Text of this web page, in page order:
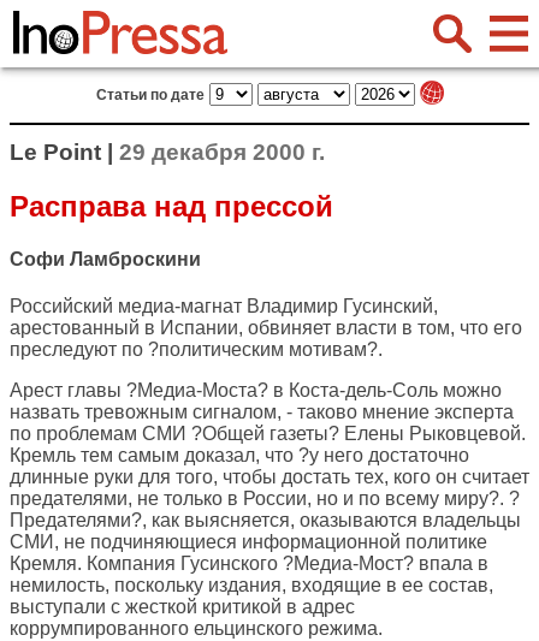
Статьи по дате
Le Point | 29 декабря 2000 г.
Расправа над прессой
Софи Ламброскини
Российский медиа-магнат Владимир Гусинский,
арестованный в Испании, обвиняет власти в том, что его
преследуют по ?политическим мотивам?.
Арест главы ?Медиа-Моста? в Коста-дель-Соль можно
назвать тревожным сигналом, - таково мнение эксперта
по проблемам СМИ ?Общей газеты? Елены Рыковцевой.
Кремль тем самым доказал, что ?у него достаточно
длинные руки для того, чтобы достать тех, кого он считает
предателями, не только в России, но и по всему миру?. ?
Предателями?, как выясняется, оказываются владельцы
СМИ, не подчиняющиеся информационной политике
Кремля. Компания Гусинского ?Медиа-Мост? впала в
немилость, поскольку издания, входящие в ее состав,
выступали с жесткой критикой в адрес
коррумпированного ельцинского режима.